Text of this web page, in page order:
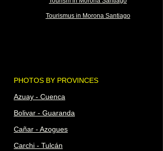
Tourismus in Morona Santiago
PHOTOS BY PROVINCES
Azuay - Cuenca
Bolivar - Guaranda
Cañar - Azogues
Carchi - Tulcán